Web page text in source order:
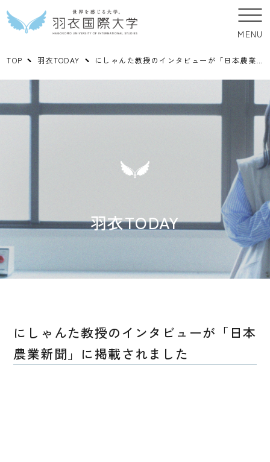
MENU
TOP 羽衣TODAY にしゃんた教授のインタビューが「日本農業新聞」に掲載されました
羽衣TODAY
にしゃんた教授のインタビューが「日本
農業新聞」に掲載されました